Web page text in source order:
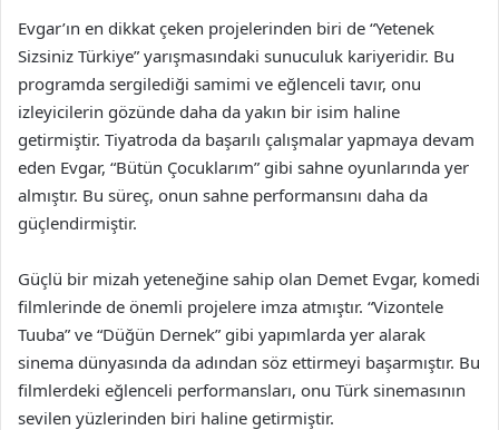
Evgar’ın en dikkat çeken projelerinden biri de “Yetenek
Sizsiniz Türkiye” yarışmasındaki sunuculuk kariyeridir. Bu
programda sergilediği samimi ve eğlenceli tavır, onu
izleyicilerin gözünde daha da yakın bir isim haline
getirmiştir. Tiyatroda da başarılı çalışmalar yapmaya devam
eden Evgar, “Bütün Çocuklarım” gibi sahne oyunlarında yer
almıştır. Bu süreç, onun sahne performansını daha da
güçlendirmiştir.
Güçlü bir mizah yeteneğine sahip olan Demet Evgar, komedi
filmlerinde de önemli projelere imza atmıştır. “Vizontele
Tuuba” ve “Düğün Dernek” gibi yapımlarda yer alarak
sinema dünyasında da adından söz ettirmeyi başarmıştır. Bu
filmlerdeki eğlenceli performansları, onu Türk sinemasının
sevilen yüzlerinden biri haline getirmiştir.